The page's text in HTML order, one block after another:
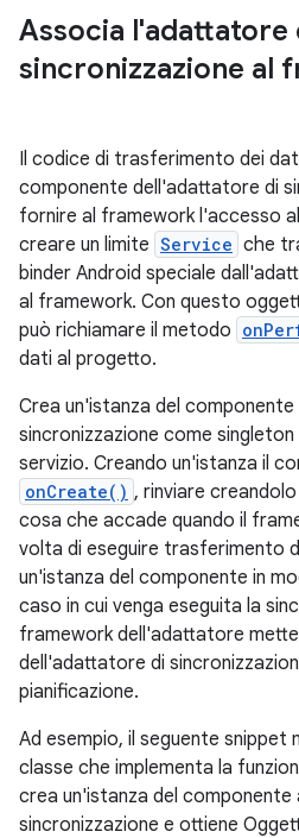
Associa l'adattatore
sincronizzazione al
Il codice di trasferimento dei
componente dell'adattatore di
fornire al framework l'accesso
creare un limite Service che
binder Android speciale
al framework. Con questo
può richiamare il metodo
dati al progetto.
Crea un'istanza del
sincronizzazione come singleton
servizio. Creando un'istanza il
onCreate() , rinviare
cosa che accade quando il
volta di eseguire trasferimento
un'istanza del componente in
caso in cui venga eseguita la
framework dell'adattatore
dell'adattatore di
pianificazione.
Ad esempio, il seguente
classe che implementa la
crea un'istanza del
sincronizzazione e ottiene